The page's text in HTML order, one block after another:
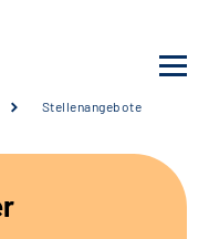
Stellenangebote